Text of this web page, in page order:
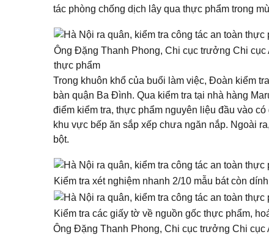
tác phòng chống dịch lây qua thực phẩm trong
Ông Đặng Thanh Phong, Chi cục trưởng Chi
thực phẩm
Trong khuôn khổ của buổi làm việc, Đoàn kiểm
bàn quận Ba Đình. Qua kiểm tra tại nhà hàng
điểm kiểm tra, thực phẩm nguyên liệu đầu vào
khu vực bếp ăn sắp xếp chưa ngăn nắp. Ngoài
bột.
Kiểm tra xét nghiệm nhanh 2/10 mẫu bát còn
Kiểm tra các giấy tờ về nguồn gốc thực phẩm,
Ông Đặng Thanh Phong, Chi cục trưởng Chi cục